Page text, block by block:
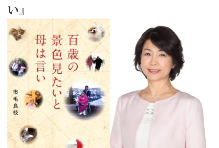
い』